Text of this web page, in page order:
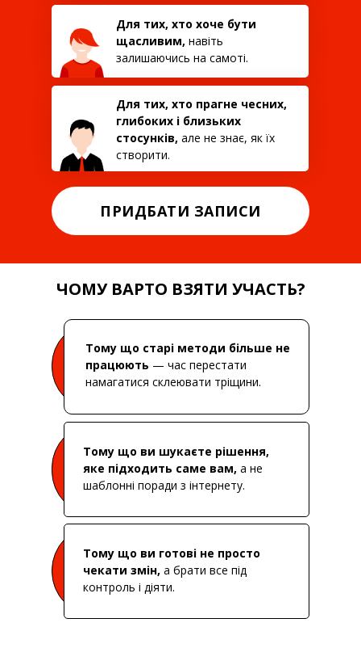
Для тих, хто хоче бути
щасливим, навіть
залишаючись на самоті.
Для тих, хто прагне чесних,
глибоких і близьких
стосунків, але не знає, як їх
створити.
ПРИДБАТИ ЗАПИСИ
ЧОМУ ВАРТО ВЗЯТИ УЧАСТЬ?
Тому що старі методи більше не
працюють — час перестати
намагатися склеювати тріщини.
Тому що ви шукаєте рішення,
яке підходить саме вам, а не
шаблонні поради з інтернету.
Тому що ви готові не просто
чекати змін, а брати все під
контроль і діяти.